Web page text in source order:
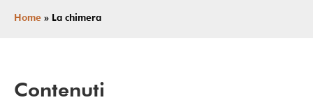
Home » La chimera
Contenuti